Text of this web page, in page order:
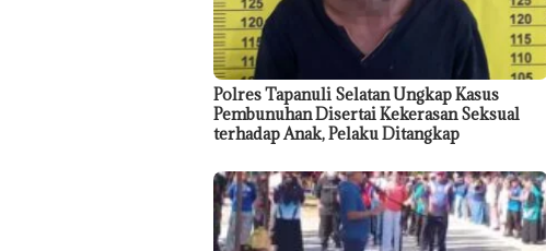
Polres Tapanuli Selatan Ungkap Kasus
Pembunuhan Disertai Kekerasan Seksual
terhadap Anak, Pelaku Ditangkap